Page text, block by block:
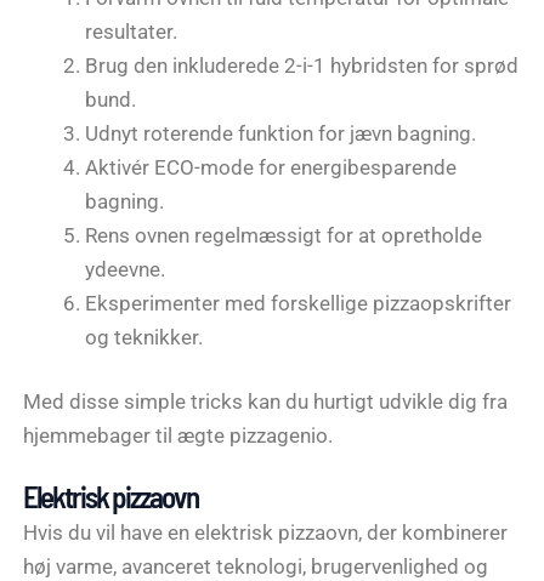
resultater.
Brug den inkluderede 2-i-1 hybridsten for sprød
bund.
Udnyt roterende funktion for jævn bagning.
Aktivér ECO-mode for energibesparende
bagning.
Rens ovnen regelmæssigt for at opretholde
ydeevne.
Eksperimenter med forskellige pizzaopskrifter
og teknikker.
Med disse simple tricks kan du hurtigt udvikle dig fra
hjemmebager til ægte pizzagenio.
Elektrisk pizzaovn
Hvis du vil have en elektrisk pizzaovn, der kombinerer
høj varme, avanceret teknologi, brugervenlighed og